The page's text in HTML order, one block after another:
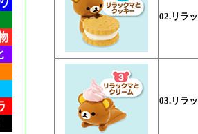
02.リラ
03.リラ